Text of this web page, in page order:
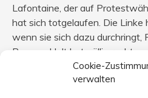
Cookie-
verwalten
Lafontaine, der auf
hat sich totgelaufen. Die Linke
wenn sie sich dazu durchringt,
Rasmus Helt hat völlig recht.